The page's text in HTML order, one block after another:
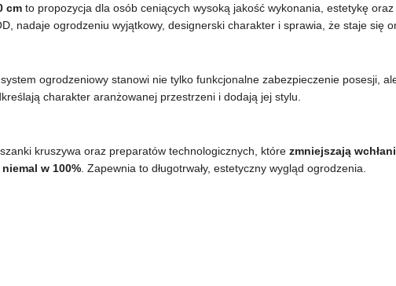
cm to propozycja dla osób ceniących wysoką jakość wykonania, estetykę oraz
nadaje ogrodzeniu wyjątkowy, designerski charakter i sprawia, że staje się
ogrodzeniowy stanowi nie tylko funkcjonalne zabezpieczenie posesji,
charakter aranżowanej przestrzeni i dodają jej stylu.
kruszywa oraz preparatów technologicznych, które zmniejszają
w 100% . Zapewnia to długotrwały, estetyczny wygląd ogrodzenia.